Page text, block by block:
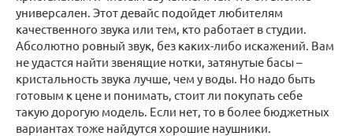
универсален. Этот девайс подойдет любителям
качественного звука или тем, кто работает в студии.
Абсолютно ровный звук, без каких-либо искажений. Вам
не удастся найти звенящие нотки, затянутые басы –
кристальность звука лучше, чем у воды. Но надо быть
готовым к цене и понимать, стоит ли покупать себе
такую дорогую модель. Если нет, то в более бюджетных
вариантах тоже найдутся хорошие наушники.